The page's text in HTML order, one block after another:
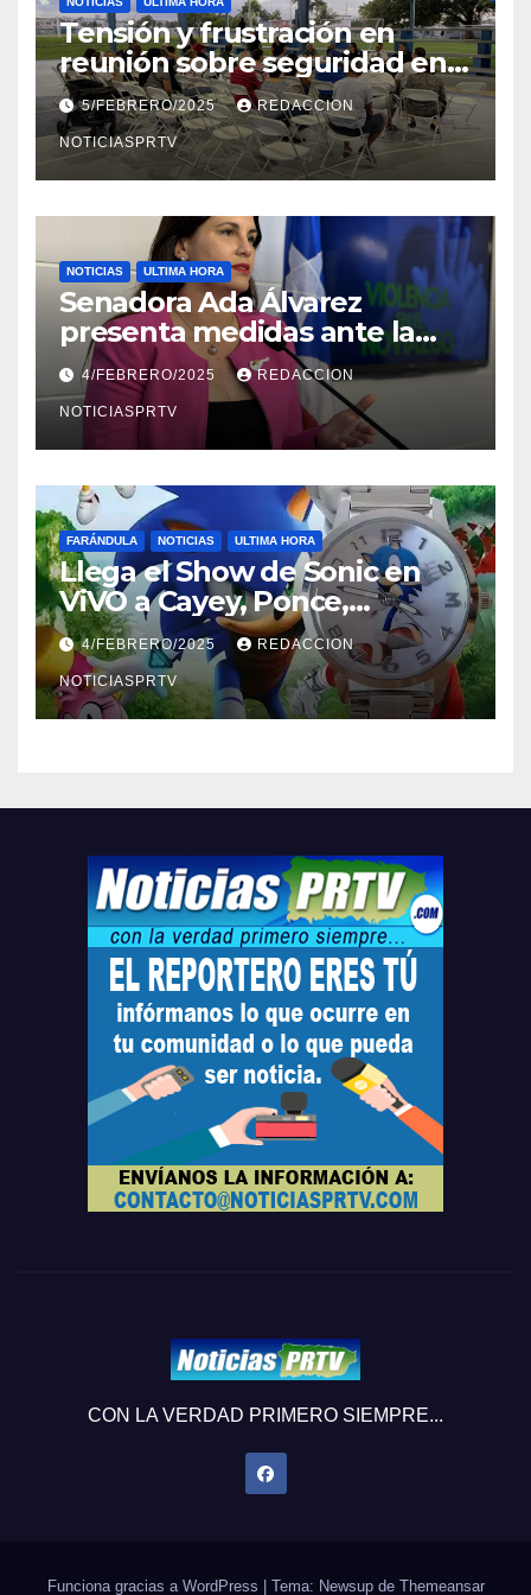
Tensión y frustración en
reunión sobre seguridad en
Reparto Metropolitano
5/FEBRERO/2025 REDACCION
NOTICIASPRTV
NOTICIAS ULTIMA HORA
Senadora Ada Álvarez
presenta medidas ante la
violencia en el noviazgo
4/FEBRERO/2025 REDACCION
NOTICIASPRTV
FARÁNDULA NOTICIAS ULTIMA HORA
Llega el Show de Sonic en
ViVO a Cayey, Ponce,
Barceloneta y Humacao,
Relojes gratis para el que
compre ahora….
4/FEBRERO/2025 REDACCION
NOTICIASPRTV
CON LA VERDAD PRIMERO SIEMPRE...
Funciona gracias a WordPress Tema: Newsup de Themeansar